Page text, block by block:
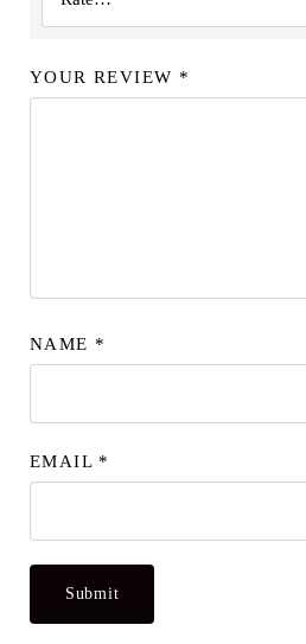
YOUR REVIEW *
NAME *
EMAIL *